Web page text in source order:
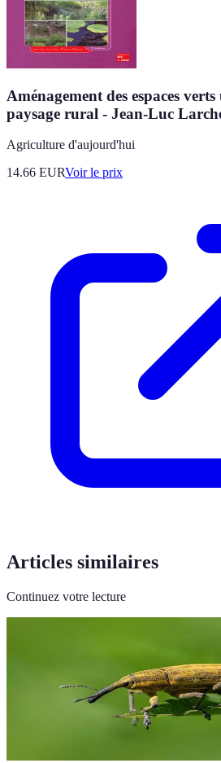
Aménagement des espaces
paysage rural - Jean-Luc
Agriculture d'aujourd'hui
14.66 EURVoir le prix
Articles similaires
Continuez votre lecture